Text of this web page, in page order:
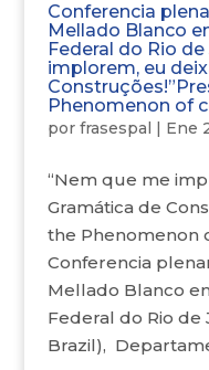
Conferencia
Mellado Blanco
Federal do Rio
implorem, eu
Phenomenon of
por frasespal | Ene
“Nem que me
Gramática de
the Phenomenon
Conferencia
Mellado Blanco
Federal do Rio de
Brazil),